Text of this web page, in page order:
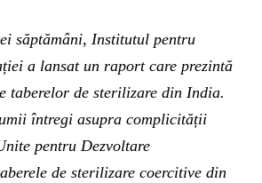
săptămâni, Institutul pentru
a lansat un raport care prezintă
taberelor de sterilizare din India.
întregi asupra complicității
pentru Dezvoltare
de sterilizare coercitive din